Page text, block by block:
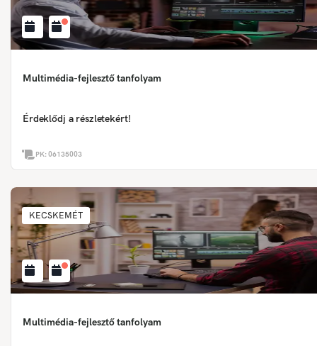
Multimédia-fejlesztő tanfolyam
Érdeklődj a részletekért!
PK:06135003
KECSKEMÉT
Multimédia-fejlesztő tanfolyam